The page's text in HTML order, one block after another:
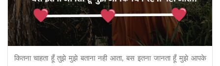
कितना चाहता हूँ तुझे मुझे बताना नही आता, बस इतना जानता हूँ मुझे आपके